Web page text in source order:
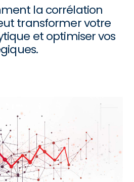
la corrélation
transformer votre
et optimiser vos